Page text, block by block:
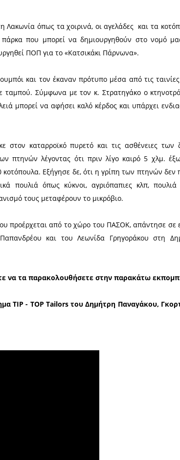
οδήγησαν στο αποτέλεσμα οι
παραγωγή τους και εξηγεί στο παρακάτω
και στους παραγωγούς της Λακωνίας,
στο πρόγραμμα της δακοκτονίας της
καταπολέμηση του δάκου. Επίσης εξηγεί
για το πρόγραμμα της
προβλέπει λαμπρό μέλλον
με αποτέλεσμα το τελικό προϊόν
ως παράδειγμα έφερε το γεγονός
κόσμο και είναι περιζήτητα. Επίσης
ζώων στη Λακωνία όπως τα
πάρκα που μπορεί να
τον είπαν καουμπόι και τον έκαναν
τον κάναμε ταμπού. Σύμφωνα με τον
δουλειά μπορεί να αφήσει
αναφέρθηκε στον καταρροϊκό
στη γρίπη των πτηνών λέγοντας ότι
28.000 κοτόπουλα. Εξήγησε δε,